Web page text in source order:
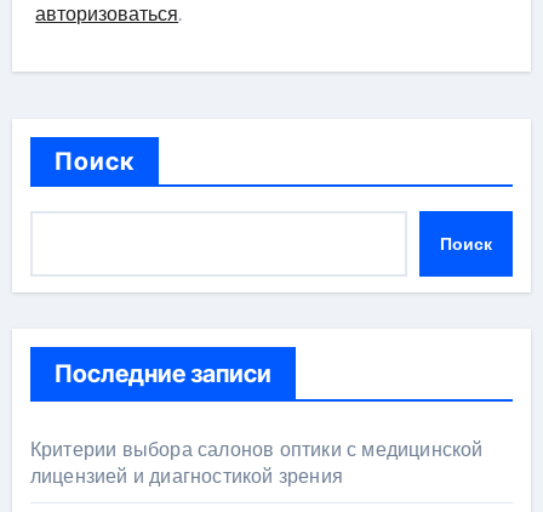
авторизоваться.
Поиск
Поиск
Последние записи
Критерии выбора салонов оптики с медицинской
лицензией и диагностикой зрения